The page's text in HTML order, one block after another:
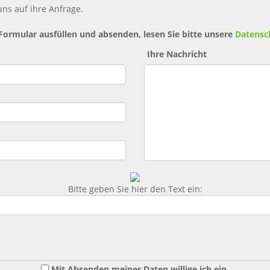
auf ihre Anfrage.
ausfüllen und absenden, lesen Sie bitte unsere
Ihre Nachricht
Bitte geben Sie hier den Text ein: